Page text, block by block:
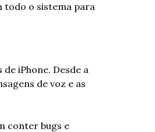
todo o sistema para
iPhone. Desde a
de voz e as
conter bugs e